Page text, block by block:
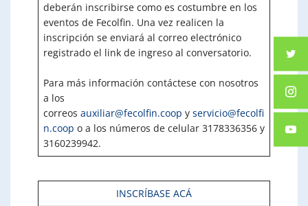
deberán inscribirse como es costumbre en los
eventos de Fecolfin. Una vez realicen la
inscripción se enviará al correo electrónico
registrado el link de ingreso al conversatorio.
Para más información contáctese con nosotros
a los
correos auxiliar@fecolfin.coop y servicio@fecolfi
n.coop o a los números de celular 3178336356 y
3160239942.
INSCRÍBASE ACÁ